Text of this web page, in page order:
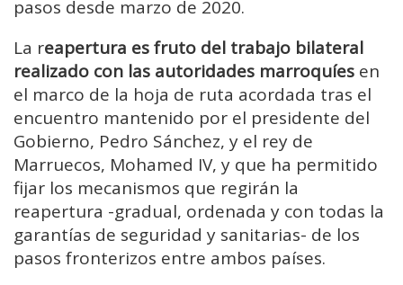
pasos desde marzo de 2020.
La reapertura es fruto del trabajo bilateral
realizado con las autoridades marroquíes en
el marco de la hoja de ruta acordada tras el
encuentro mantenido por el presidente del
Gobierno, Pedro Sánchez, y el rey de
Marruecos, Mohamed IV, y que ha permitido
fijar los mecanismos que regirán la
reapertura -gradual, ordenada y con todas la
garantías de seguridad y sanitarias- de los
pasos fronterizos entre ambos países.